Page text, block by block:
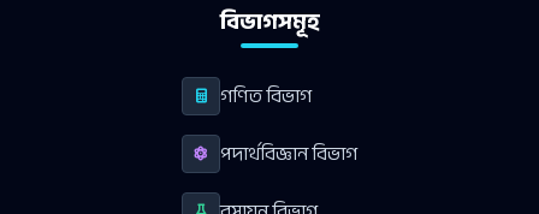
বিভাগসমূহ
গণিত বিভাগ
পদার্থবিজ্ঞান বিভাগ